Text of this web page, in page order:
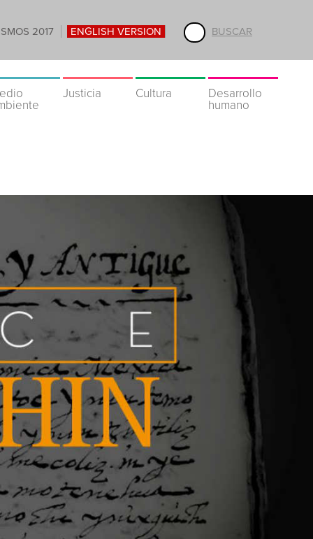
BUSCAR
2017 ENGLISH VERSION
Justicia Cultura
Desarrollo
humano